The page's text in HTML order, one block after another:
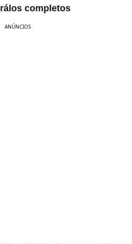
completos
ANÚNCIOS